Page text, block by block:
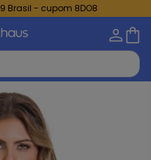
Brasil - cupom 8DO8